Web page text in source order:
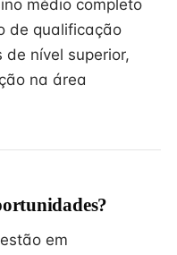
médio completo
de qualificação
nível superior,
na área
em